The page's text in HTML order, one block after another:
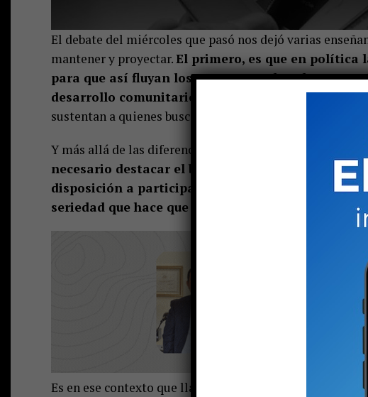
El debate del miércoles que pasó nos dejó varias
mantener y proyectar.El primero, es que en política
para que así fluyan los conceptos y los electores
desarrollo comunitario puedan conocer qué es lo
sustentan a quienes buscan liderar desde cargos de
Y más allá de las diferencias que puedan tener quienes
necesario destacar el buen espíritu cívico con el
disposición a participar y no evadir el encuentro
seriedad que hace que los niveles
de respeto y
Es en ese contexto que llamaba la atención que el